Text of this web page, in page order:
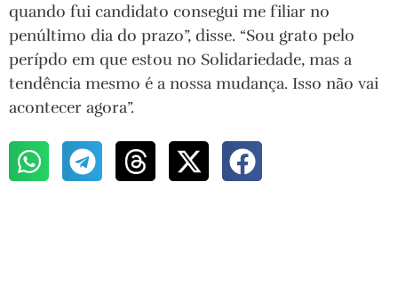
quando fui candidato consegui me filiar no
penúltimo dia do prazo”, disse. “Sou grato pelo
perípdo em que estou no Solidariedade, mas a
tendência mesmo é a nossa mudança. Isso não vai
acontecer agora”.